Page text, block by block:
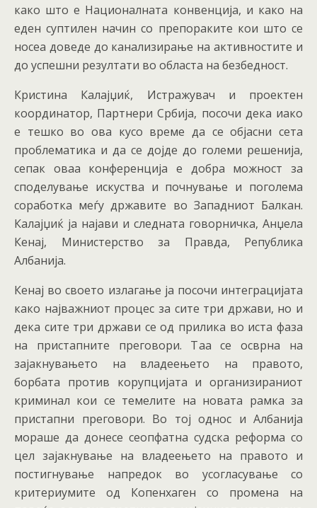
како што е Националната конвенција, и како на
еден суптилен начин со препораките кои што се
носеа доведе до канализирање на активностите и
до успешни резултати во областа на безбедност.
Кристина Калајџиќ, Истражувач и проектен
координатор, Партнери Србија, посочи дека иако
е тешко во ова кусо време да се објасни сета
проблематика и да се дојде до големи решенија,
сепак оваа конференција е добра можност за
споделување искуства и почнување и поголема
соработка меѓу државите во Западниот Балкан.
Калајџиќ ја најави и следната говорничка, Анџела
Кенај, Министерство за Правда, Република
Албанија.
Кенај во своето излагање ја посочи интеграцијата
како најважниот процес за сите три држави, но и
дека сите три држави се од прилика во иста фаза
на пристапните преговори. Таа се осврна на
зајакнувањето на владеењето на правото,
борбата против корупцијата и организираниот
криминал кои се темелите на новата рамка за
пристапни преговори. Во тој однос и Албанија
мораше да донесе сеопфатна судска реформа со
цел зајакнување на владеењето на правото и
постигнување напредок во усогласување со
критериумите од Копенхаген со промена на